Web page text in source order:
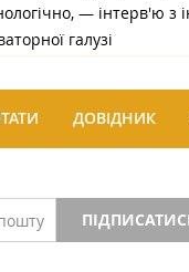
— інтерв'ю з
галузі
ДОВІДНИК